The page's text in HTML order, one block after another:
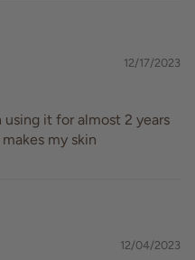
12/17/2023
it for almost 2 years
my skin
12/04/2023